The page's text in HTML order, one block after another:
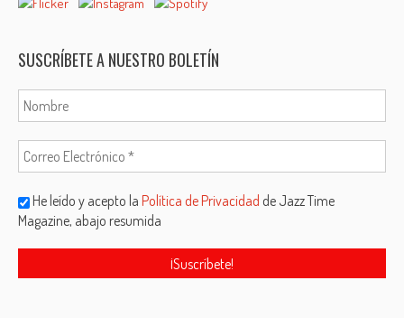
SUSCRÍBETE A NUESTRO BOLETÍN
He leído y acepto laPolítica de Privacidad de Jazz Time
Magazine, abajo resumida